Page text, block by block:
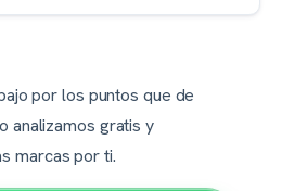
por los puntos que de
analizamos gratis y
marcas por ti.